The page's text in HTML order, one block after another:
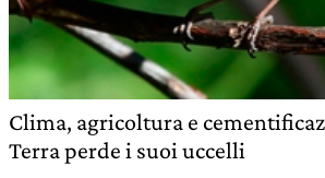
Clima, agricoltura e
Terra perde i suoi uccelli